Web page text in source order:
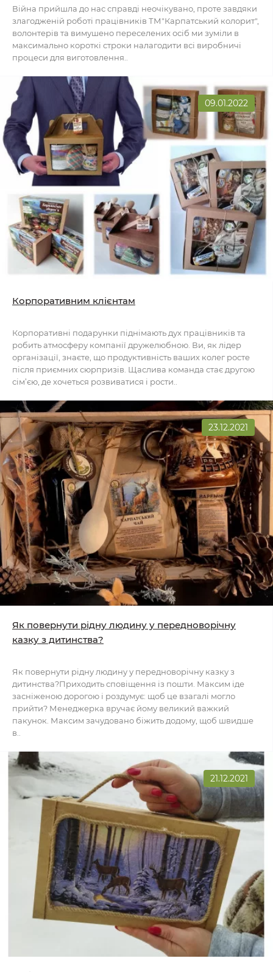
Війна прийшла до нас справді неочікувано, проте завдяки
злагодженій роботі працівників ТМ"Карпатський колорит",
волонтерів та вимушено переселених осіб ми зуміли в
максимально короткі строки налагодити всі виробничі
процеси для виготовлення..
09.01.2022
Корпоративним клієнтам
Корпоративні подарунки піднімають дух працівників та
робить атмосферу компанії дружелюбною. Ви, як лідер
організації, знаєте, що продуктивність ваших колег росте
після приємних сюрпризів. Щаслива команда стає другою
сім’єю, де хочеться розвиватися і рости..
23.12.2021
Як повернути рідну людину у передноворічну
казку з дитинства?
Як повернути рідну людину у передноворічну казку з
дитинства?Приходить сповіщення із пошти. Максим іде
засніженою дорогою і роздумує: щоб це взагалі могло
прийти? Менеджерка вручає йому великий важкий
пакунок. Максим зачудовано біжить додому, щоб швидше
в..
21.12.2021